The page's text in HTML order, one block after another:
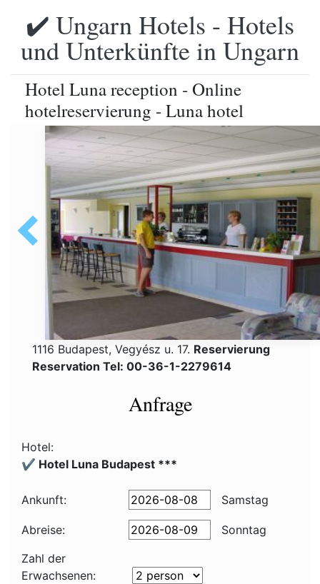
✔️ Ungarn Hotels - Hotels
und Unterkünfte in Ungarn
Hotel Luna reception - Online
hotelreservierung - Luna hotel
1116 Budapest, Vegyész u. 17. Reservierung
Reservation Tel: 00-36-1-2279614
Anfrage
Hotel:
✔️ Hotel Luna Budapest ***
Ankunft: Samstag
Abreise:
Sonntag
Zahl der
Erwachsenen: